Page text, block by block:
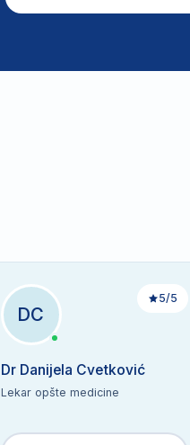
DC
5/5
Dr Danijela Cvetković
Lekar opšte medicine